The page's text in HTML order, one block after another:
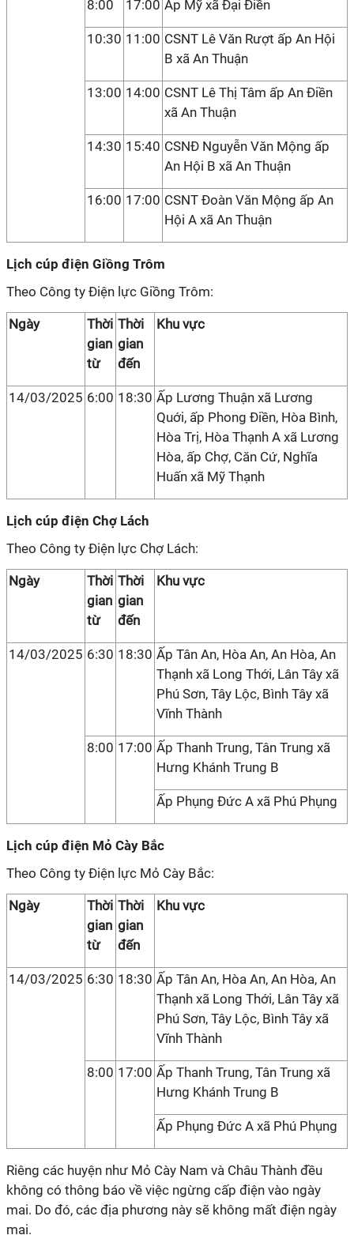
8:00 17:00 Ấp Mỹ xã Đại Điền
10:30 11:00 CSNT Lê Văn Rượt ấp An Hội
B xã An Thuận
13:00 14:00 CSNT Lê Thị Tâm ấp An Điền
xã An Thuận
14:30 15:40 CSNĐ Nguyễn Văn Mộng ấp
An Hội B xã An Thuận
16:00 17:00 CSNT Đoàn Văn Mộng ấp An
Hội A xã An Thuận
Lịch cúp điện Giồng Trôm
Theo Công ty Điện lực Giồng Trôm:
Ngày
Thời
gian
từ
Thời
gian
đến
Khu vực
14/03/2025 6:00 18:30 Ấp Lương Thuận xã Lương
Quới, ấp Phong Điền, Hòa Bình,
Hòa Trị, Hòa Thạnh A xã Lương
Hòa, ấp Chợ, Căn Cứ, Nghĩa
Huấn xã Mỹ Thạnh
Lịch cúp điện Chợ Lách
Theo Công ty Điện lực Chợ Lách:
Ngày
Thời
gian
từ
Thời
gian
đến
Khu vực
14/03/2025 6:30 18:30 Ấp Tân An, Hòa An, An Hòa, An
Thạnh xã Long Thới, Lân Tây xã
Phú Sơn, Tây Lộc, Bình Tây xã
Vĩnh Thành
8:00 17:00 Ấp Thanh Trung, Tân Trung xã
Hưng Khánh Trung B
Ấp Phụng Đức A xã Phú Phụng
Lịch cúp điện Mỏ Cày Bắc
Theo Công ty Điện lực Mỏ Cày Bắc:
Ngày
Thời
gian
từ
Thời
gian
đến
Khu vực
14/03/2025 6:30 18:30 Ấp Tân An, Hòa An, An Hòa, An
Thạnh xã Long Thới, Lân Tây xã
Phú Sơn, Tây Lộc, Bình Tây xã
Vĩnh Thành
8:00 17:00 Ấp Thanh Trung, Tân Trung xã
Hưng Khánh Trung B
Ấp Phụng Đức A xã Phú Phụng
Riêng các huyện như Mỏ Cày Nam và Châu Thành đều
không có thông báo về việc ngừng cấp điện vào ngày
mai. Do đó, các địa phương này sẽ không mất điện ngày
mai.